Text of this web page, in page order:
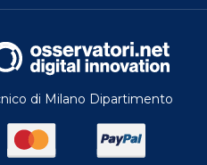
di Milano Dipartimento